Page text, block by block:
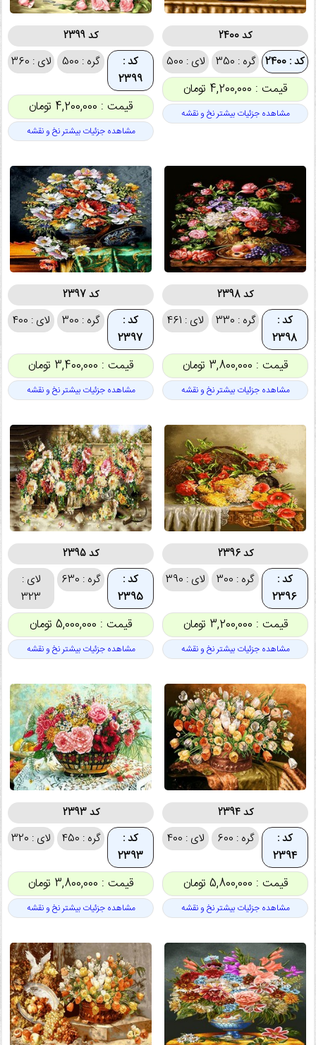
کد 2400
کد : 2400 گره : 350 لای : 500
قیمت : 4,200,000 تومان
مشاهده جزئیات بیشتر نخ و نقشه
کد 2399
کد :
2399
گره : 500 لای : 360
قیمت : 4,200,000 تومان
مشاهده جزئیات بیشتر نخ و نقشه
کد 2398
کد :
2398
گره : 330 لای : 461
قیمت : 3,800,000 تومان
مشاهده جزئیات بیشتر نخ و نقشه
کد 2397
کد :
2397
گره : 300 لای : 400
قیمت : 3,400,000 تومان
مشاهده جزئیات بیشتر نخ و نقشه
کد 2396
کد :
2396
گره : 300 لای : 390
قیمت : 3,200,000 تومان
مشاهده جزئیات بیشتر نخ و نقشه
کد 2395
کد :
2395
گره : 630
لای :
323
قیمت : 5,000,000 تومان
مشاهده جزئیات بیشتر نخ و نقشه
کد 2394
کد :
2394
گره : 600 لای : 400
قیمت : 5,800,000 تومان
مشاهده جزئیات بیشتر نخ و نقشه
کد 2393
کد :
2393
گره : 450 لای : 320
قیمت : 3,800,000 تومان
مشاهده جزئیات بیشتر نخ و نقشه